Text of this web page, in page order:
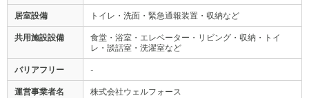
居室設備 トイレ・洗面・緊急通報装置・収納など
共用施設設備
食堂・浴室・エレベーター・リビング・収納・トイ
レ・談話室・洗濯室など
バリアフリー -
運営事業者名 株式会社ウェルフォース